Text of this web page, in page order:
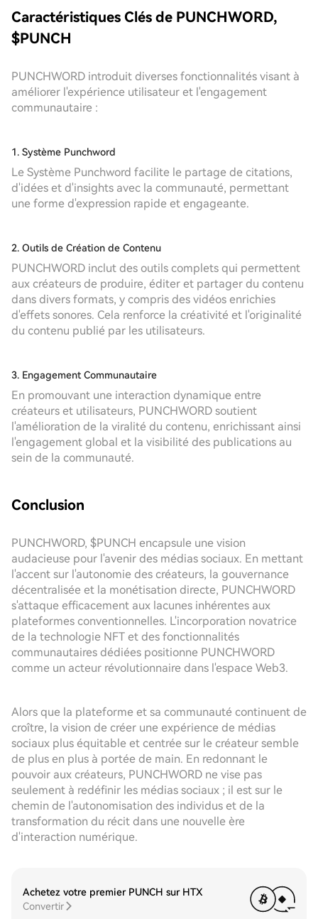
Caractéristiques Clés de PUNCHWORD,
$PUNCH
PUNCHWORD introduit diverses fonctionnalités visant à
améliorer l'expérience utilisateur et l'engagement
communautaire :
1. Système Punchword
Le Système Punchword facilite le partage de citations,
d'idées et d'insights avec la communauté, permettant
une forme d'expression rapide et engageante.
2. Outils de Création de Contenu
PUNCHWORD inclut des outils complets qui permettent
aux créateurs de produire, éditer et partager du contenu
dans divers formats, y compris des vidéos enrichies
d'effets sonores. Cela renforce la créativité et l'originalité
du contenu publié par les utilisateurs.
3. Engagement Communautaire
En promouvant une interaction dynamique entre
créateurs et utilisateurs, PUNCHWORD soutient
l'amélioration de la viralité du contenu, enrichissant ainsi
l'engagement global et la visibilité des publications au
sein de la communauté.
Conclusion
PUNCHWORD, $PUNCH encapsule une vision
audacieuse pour l'avenir des médias sociaux. En mettant
l'accent sur l'autonomie des créateurs, la gouvernance
décentralisée et la monétisation directe, PUNCHWORD
s'attaque efficacement aux lacunes inhérentes aux
plateformes conventionnelles. L'incorporation novatrice
de la technologie NFT et des fonctionnalités
communautaires dédiées positionne PUNCHWORD
comme un acteur révolutionnaire dans l'espace Web3.
Alors que la plateforme et sa communauté continuent de
croître, la vision de créer une expérience de médias
sociaux plus équitable et centrée sur le créateur semble
de plus en plus à portée de main. En redonnant le
pouvoir aux créateurs, PUNCHWORD ne vise pas
seulement à redéfinir les médias sociaux ; il est sur le
chemin de l'autonomisation des individus et de la
transformation du récit dans une nouvelle ère
d'interaction numérique.
Achetez votre premier PUNCH sur HTX
Convertir